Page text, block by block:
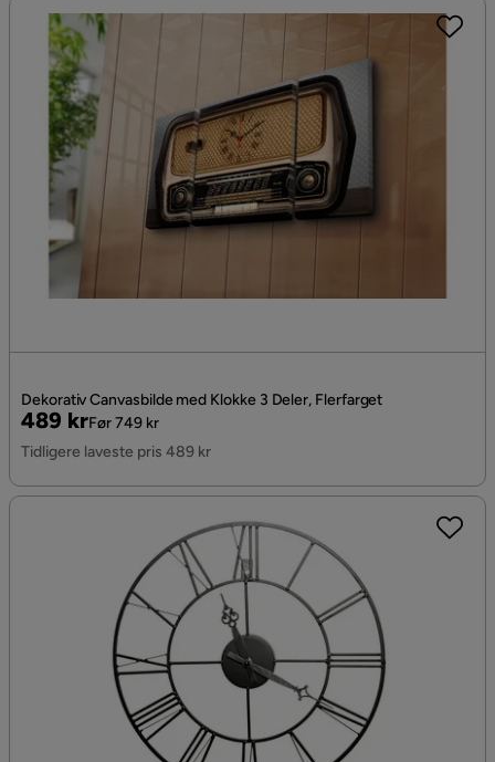
Dekorativ Canvasbilde med Klokke 3 Deler, Flerfarget
Pris
489 kr
Original
Pris
Før 749 kr
Tidligere laveste pris 489 kr